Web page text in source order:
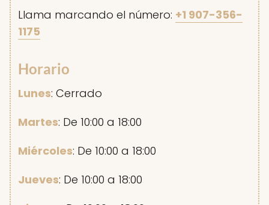
Llama marcando el número: +1 907-356-
1175
Horario
Lunes: Cerrado
Martes: De 10:00 a 18:00
Miércoles: De 10:00 a 18:00
Jueves: De 10:00 a 18:00